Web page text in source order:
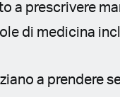
a prescrivere
di medicina
a prendere